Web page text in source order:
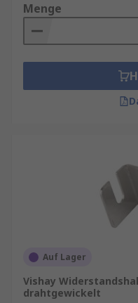
Menge
Auf Lager
Vishay
drahtgewickelt